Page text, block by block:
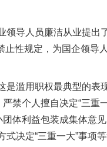
人员廉洁从业提出
性规定，为国企领导
滥用职权最典型的表
禁个人擅自决定“三重
体利益包装成集体意
决定“三重一大”事项等